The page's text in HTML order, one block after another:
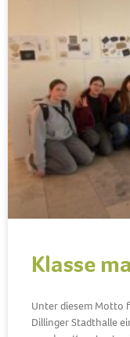
Klasse
Unter diesem Motto
Dillinger Stadthalle